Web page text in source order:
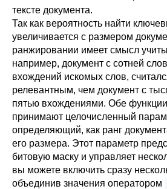
тексте документа.
Так как вероятность найти
увеличивается с размером
ранжировании имеет смысл
например, документ с сотней
вхождений искомых слов,
релевантным, чем документ с
пятью вхождениями. Обе
принимают целочисленный
определяющий, как ранг
его размера. Этот параметр
битовую маску и управляет
вы можете включить сразу
объединив значения оператором